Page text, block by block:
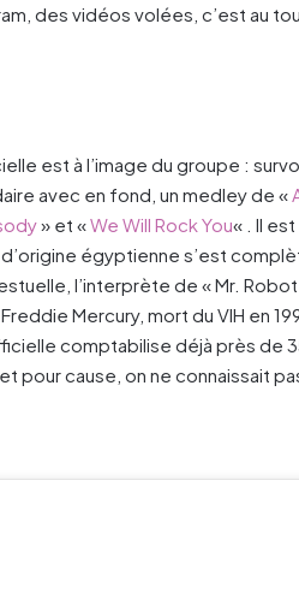
des vidéos volées, c’est au
est à l’image du groupe :
avec en fond, un medley de «
» et «We Will Rock You« . Il
égyptienne s’est
l’interprète de « Mr.
Mercury, mort du VIH en
comptabilise déjà près de
pour cause, on ne connaissait